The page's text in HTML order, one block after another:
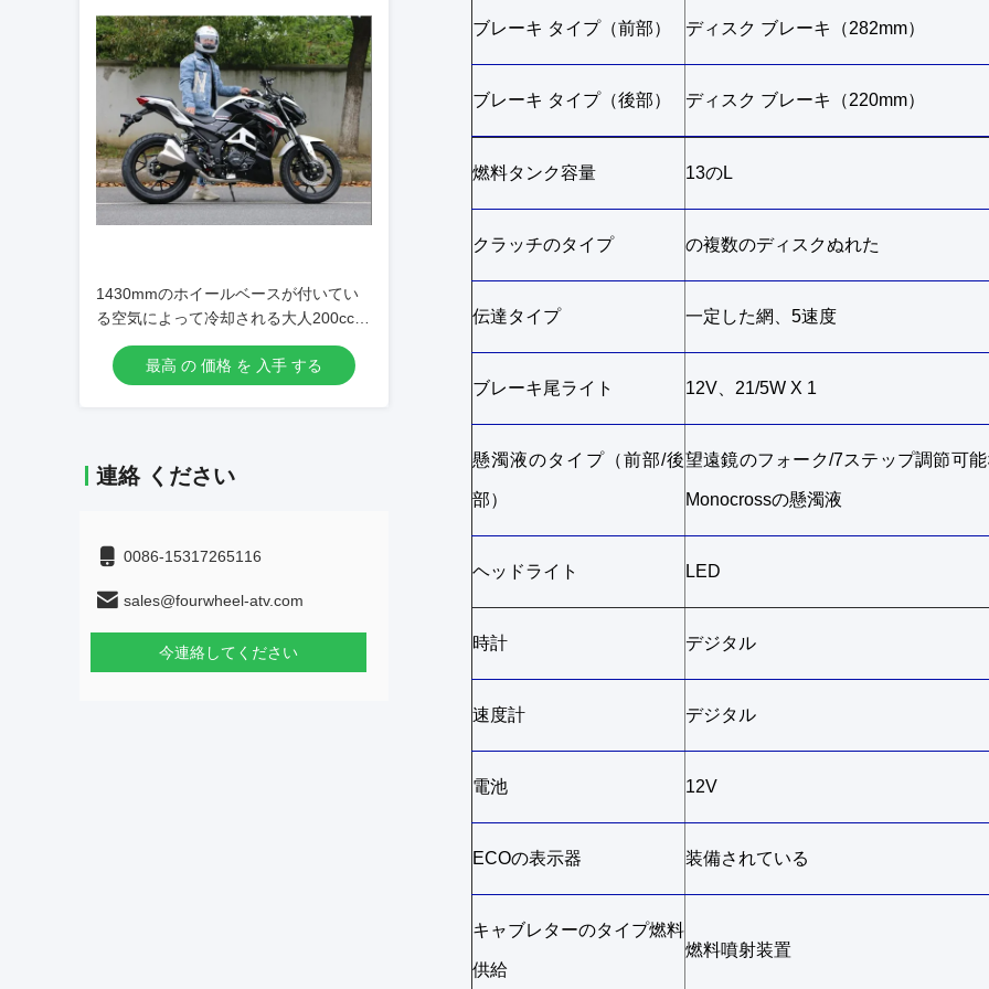
1430mmのホイールベースが付いてい
る空気によって冷却される大人200ccの
強力なオートバイ
最高 の 価格 を 入手 する
連絡 ください
0086-15317265116
sales@fourwheel-atv.com
今連絡してください
ブレーキ タイプ（前部） ディスク ブレーキ（282mm）
ブレーキ タイプ（後部） ディスク ブレーキ（220mm）
燃料タンク容量 13のL
クラッチのタイプ の複数のディスクぬれた
伝達タイプ 一定した網、5速度
ブレーキ尾ライト 12V、21/5W X 1
懸濁液のタイプ（前部/後
部）
望遠鏡のフォーク/7ステップ調節可
Monocrossの懸濁液
ヘッドライト LED
時計 デジタル
速度計 デジタル
電池 12V
ECOの表示器 装備されている
キャブレターのタイプ燃料
供給
燃料噴射装置